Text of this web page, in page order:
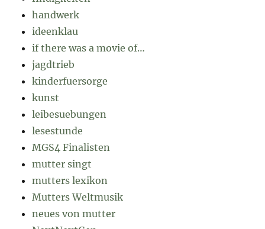
handwerk
ideenklau
if there was a movie of…
jagdtrieb
kinderfuersorge
kunst
leibesuebungen
lesestunde
MGS4 Finalisten
mutter singt
mutters lexikon
Mutters Weltmusik
neues von mutter